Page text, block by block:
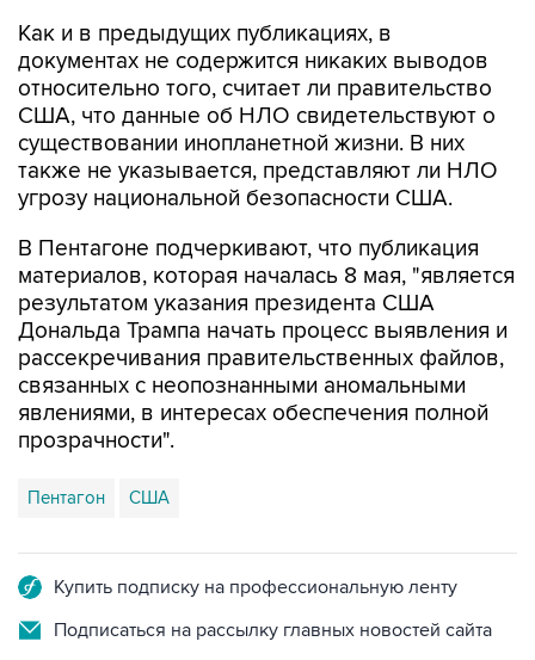
Как и в предыдущих публикациях, в
документах не содержится никаких выводов
относительно того, считает ли правительство
США, что данные об НЛО свидетельствуют о
существовании инопланетной жизни. В них
также не указывается, представляют ли НЛО
угрозу национальной безопасности США.
В Пентагоне подчеркивают, что публикация
материалов, которая началась 8 мая, "является
результатом указания президента США
Дональда Трампа начать процесс выявления и
рассекречивания правительственных файлов,
связанных с неопознанными аномальными
явлениями, в интересах обеспечения полной
прозрачности".
Пентагон США
Купить подписку на профессиональную ленту
Подписаться на рассылку главных новостей сайта